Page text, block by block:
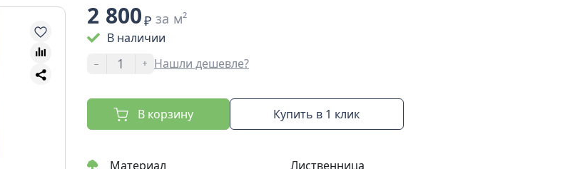
2 800 ₽ за м²
В наличии
-
+ Нашли дешевле?
В корзину Купить в 1 клик
Материал Лиственница